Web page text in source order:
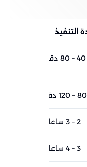
التنفيذ
40 – 80 دقيقة
80 – 120 دقيقة
2 – 3 ساعات
3 – 4 ساعات